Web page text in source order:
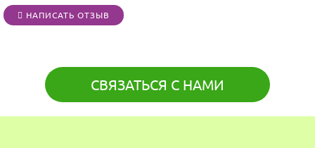

НАПИСАТЬ ОТЗЫВ
СВЯЗАТЬСЯ С НАМИ